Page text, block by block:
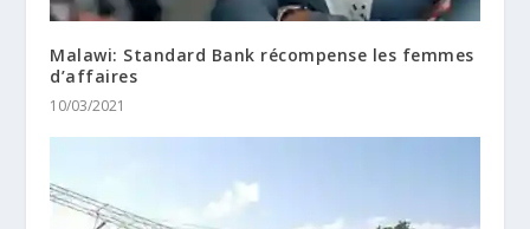
Malawi: Standard Bank récompense les femmes
d’affaires
10/03/2021